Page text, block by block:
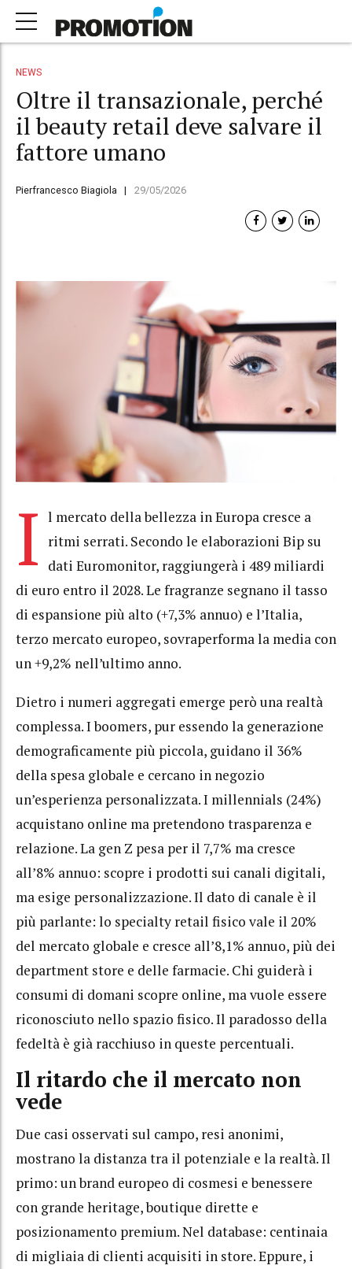
NEWS
Oltre il transazionale, perché
il beauty retail deve salvare il
fattore umano
Pierfrancesco Biagiola 29/05/2026
I l mercato della bellezza in Europa cresce a
ritmi serrati. Secondo le elaborazioni Bip su
dati Euromonitor, raggiungerà i 489 miliardi
di euro entro il 2028. Le fragranze segnano il tasso
di espansione più alto (+7,3% annuo) e l’Italia,
terzo mercato europeo, sovraperforma la media con
un +9,2% nell’ultimo anno.
Dietro i numeri aggregati emerge però una realtà
complessa. I boomers, pur essendo la generazione
demograficamente più piccola, guidano il 36%
della spesa globale e cercano in negozio
un’esperienza personalizzata. I millennials (24%)
acquistano online ma pretendono trasparenza e
relazione. La gen Z pesa per il 7,7% ma cresce
all’8% annuo: scopre i prodotti sui canali digitali,
ma esige personalizzazione. Il dato di canale è il
più parlante: lo specialty retail fisico vale il 20%
del mercato globale e cresce all’8,1% annuo, più dei
department store e delle farmacie. Chi guiderà i
consumi di domani scopre online, ma vuole essere
riconosciuto nello spazio fisico. Il paradosso della
fedeltà è già racchiuso in queste percentuali.
Il ritardo che il mercato non
vede
Due casi osservati sul campo, resi anonimi,
mostrano la distanza tra il potenziale e la realtà. Il
primo: un brand europeo di cosmesi e benessere
con grande heritage, boutique dirette e
posizionamento premium. Nel database: centinaia
di migliaia di clienti acquisiti in store. Eppure, i